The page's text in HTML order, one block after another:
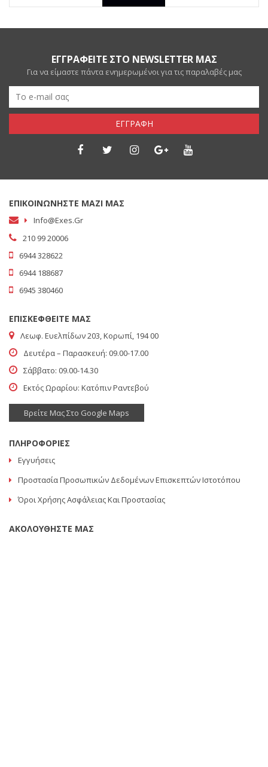
ΕΓΓΡΑΦΕΙΤΕ ΣΤΟ NEWSLETTER ΜΑΣ
Για να είμαστε πάντα ενημερωμένοι για τις παραλαβές μας
ΕΓΓΡΑΦΗ
ΕΠΙΚΟΙΝΩΝΗΣΤΕ ΜΑΖΙ ΜΑΣ
Info@exes.gr
210 99 20006
6944 328622
6944 188687
6945 380460
ΕΠΙΣΚΕΦΘΕΙΤΕ ΜΑΣ
Λεωφ. Ευελπίδων 203, Κορωπί, 194 00
Δευτέρα – Παρασκευή: 09.00-17.00
Σάββατο: 09.00-14.30
Εκτός Ωραρίου: Κατόπιν Ραντεβού
Βρείτε Μας Στο Google Maps
ΠΛΗΡΟΦΟΡΙΕΣ
Εγγυήσεις
Προστασία Προσωπικών Δεδομένων Επισκεπτών Ιστοτόπου
Όροι Χρήσης Ασφάλειας Και Προστασίας
ΑΚΟΛΟΥΘΗΣΤΕ ΜΑΣ